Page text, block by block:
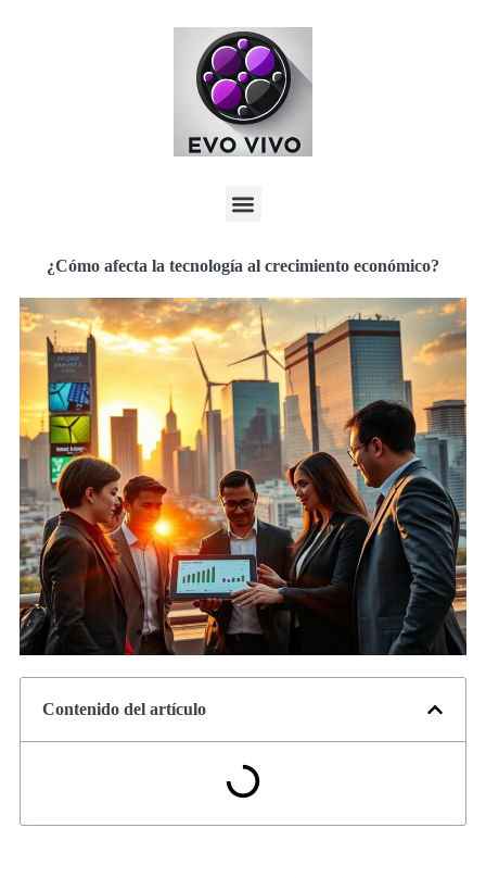
¿Cómo afecta la tecnología al crecimiento económico?
Contenido del artículo